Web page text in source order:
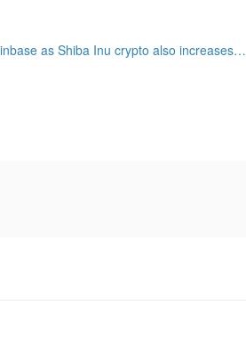
as Shiba Inu crypto also increases…